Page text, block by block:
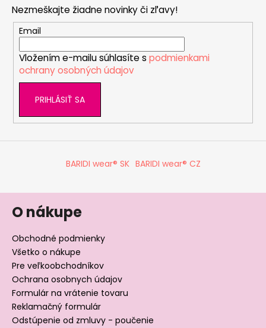
Nezmeškajte žiadne novinky či zľavy!
Email
Vložením e-mailu súhlasíte s podmienkami
ochrany osobných údajov
PRIHLÁSIŤ SA
BARIDI wear® SK BARIDI wear® CZ
O nákupe
Obchodné podmienky
Všetko o nákupe
Pre veľkoobchodníkov
Ochrana osobnych údajov
Formulár na vrátenie tovaru
Reklamačný formulár
Odstúpenie od zmluvy - poučenie